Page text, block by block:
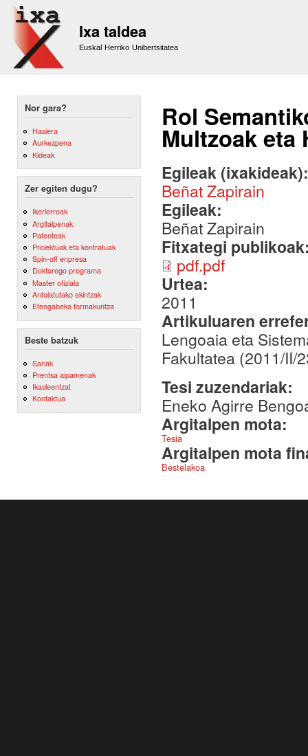
Ixa taldea
Euskal Herriko Unibertsitatea
Nor gara?
Hasiera
Aurkezpena
Kideak
Zer egiten dugu?
Ikerlerroak
Argitalpenak
Patenteak
Proiektuak eta kontratuak
Spin-off enpresa
Doktorego programa
Master ofiziala
Antolatutako ekintzak
Etengabeko formakuntza
Beste batzuk
Sariak
Prentsa aipamenak
Ikasleentzat
Kontaktua
Rol
Multzoak eta
Egileak
Beñat Zapirain
Egileak:
Beñat Zapirain
Fitxategi
pdf.pdf
Urtea:
2011
Artikuluaren
Lengoaia eta
Fakultatea (2011/II/
Tesi zuzendariak:
Eneko Agirre
Argitalpen mota:
Tesia
Argitalpen mota
Bestelakoa